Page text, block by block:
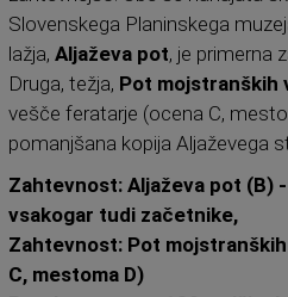
Slovenskega Planinskega
lažja, Aljaževa pot, je primerna
Druga, težja, Pot mojstranških
vešče feratarje (ocena C,
pomanjšana kopija Aljaževega
Zahtevnost: Aljaževa pot (B) -
vsakogar tudi začetnike,
Zahtevnost: Pot
C, mestoma D)